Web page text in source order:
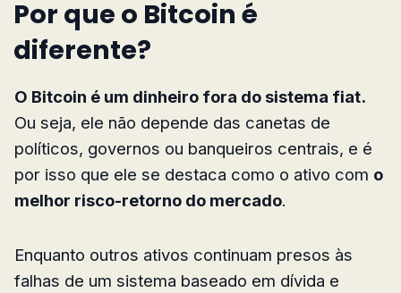
Por que o Bitcoin é
diferente?
O Bitcoin é um dinheiro fora do sistema fiat.
Ou seja, ele não depende das canetas de
políticos, governos ou banqueiros centrais, e é
por isso que ele se destaca como o ativo com o
melhor risco-retorno do mercado.
Enquanto outros ativos continuam presos às
falhas de um sistema baseado em dívida e